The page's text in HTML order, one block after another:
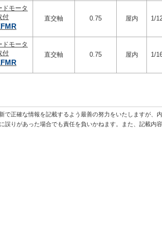
ドモータ
付
直交軸 0.75 屋内 1/
ドモータ
付
直交軸 0.75 屋内 1/
で正確な情報を記載するよう最善の努力をいたしますが、
誤りがあった場合でも責任を負いかねます。また、記載内